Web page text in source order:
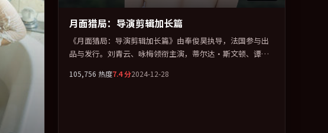
月面猎局：导演剪辑加长篇
《月面猎局：导演剪辑加长篇》由奉俊昊执导，法国参与出
品与发行。刘青云、咏梅领衔主演，蒂尔达·斯文顿、谭
的过去。全片以「动作」类型为骨架，在叙事、表演与视听
105,756 热度7.4分2024-12-28